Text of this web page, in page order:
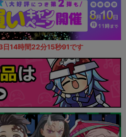
日14時間22分14秒54です